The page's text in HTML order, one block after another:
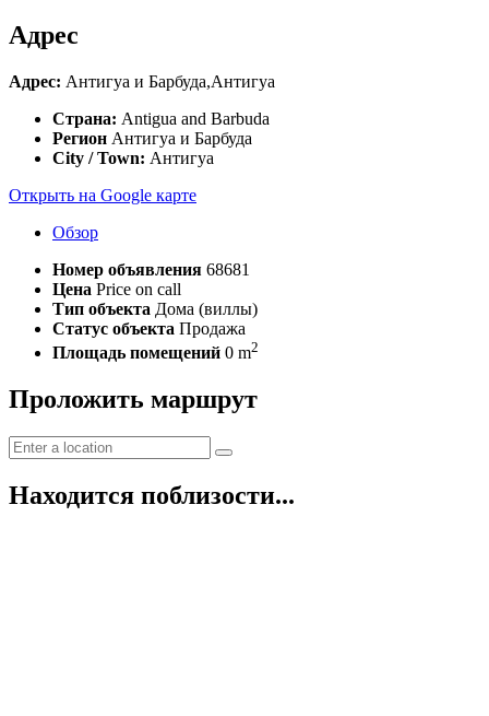
Адрес
Адрес: Антигуа и Барбуда,Антигуа
Страна: Antigua and Barbuda
Регион Антигуа и Барбуда
City / Town: Антигуа
Открыть на Google карте
Обзор
Номер объявления 68681
Цена Price on call
Тип объекта Дома (виллы)
Статус объекта Продажа
Площадь помещений 0 m2
Проложить маршрут
Находится поблизости...